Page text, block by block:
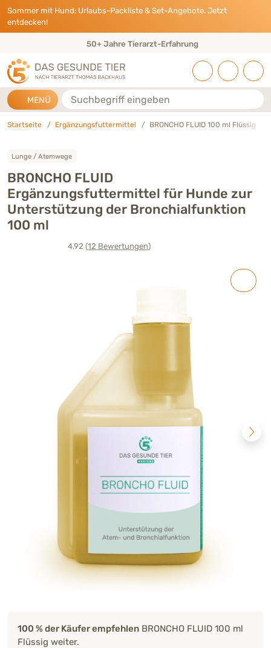
Direkt zu:
INHALT
HAUPTMENÜ
FOOTER
Sommer mit Hund: Urlaubs-Packliste & Set-Angebote. Jetzt
entdecken!
50+ Jahre Tierarzt-Erfahrung
MENÜ Suche
Startseite Ergänzungsfuttermittel BRONCHO FLUID 100 ml Flüssig
Lunge / Atemwege
BRONCHO FLUID
Ergänzungsfuttermittel für Hunde zur
Unterstützung der Bronchialfunktion
100 ml
4,92(12 Bewertungen)
100 % der Käufer empfehlen BRONCHO FLUID 100 ml
Flüssig weiter.